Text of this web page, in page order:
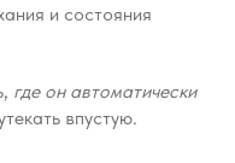
и состояния
где он автоматически
впустую.